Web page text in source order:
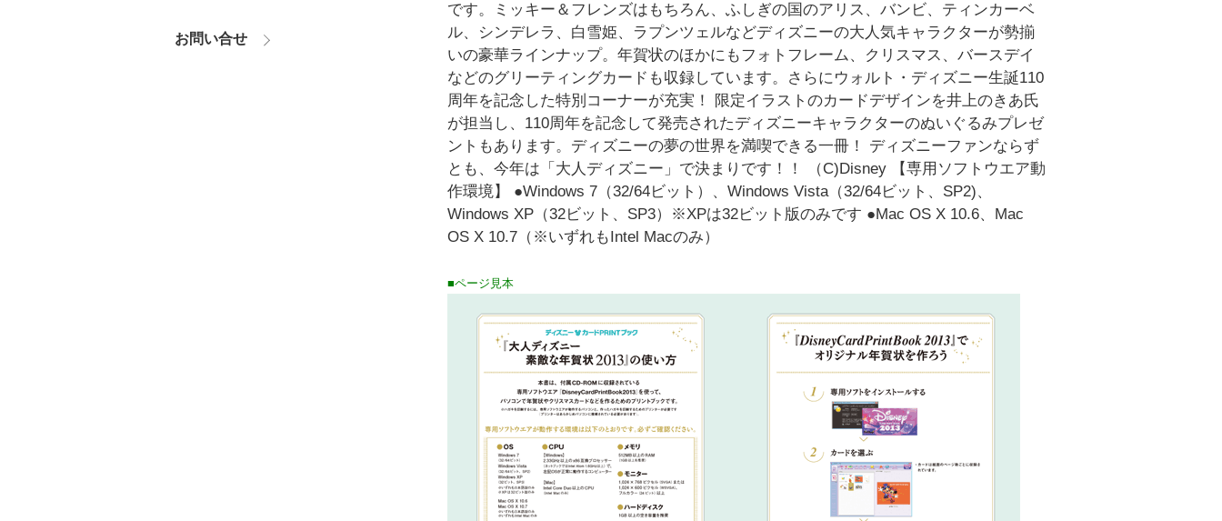
お問い合せ
です。ミッキー＆フレンズはもちろん、ふしぎの国のアリス、バンビ、ティンカーベ
ル、シンデレラ、白雪姫、ラプンツェルなどディズニーの大人気キャラクターが勢揃
いの豪華ラインナップ。年賀状のほかにもフォトフレーム、クリスマス、バースデイ
などのグリーティングカードも収録しています。さらにウォルト・ディズニー生誕110
周年を記念した特別コーナーが充実！ 限定イラストのカードデザインを井上のきあ氏
が担当し、110周年を記念して発売されたディズニーキャラクターのぬいぐるみプレゼ
ントもあります。ディズニーの夢の世界を満喫できる一冊！ ディズニーファンならず
とも、今年は「大人ディズニー」で決まりです！！ （C)Disney 【専用ソフトウエア動
作環境】 ●Windows 7（32/64ビット）、Windows Vista（32/64ビット、SP2)、
Windows XP（32ビット、SP3）※XPは32ビット版のみです ●Mac OS X 10.6、Mac
OS X 10.7（※いずれもIntel Macのみ）
■ページ見本